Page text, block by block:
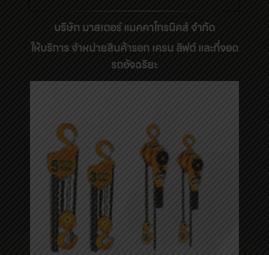
บริษัทมาสเตอร์ แมคคาโทรนิคส์จำกัด
ให้บริการ จำหน่ายสินค้ารอก เครน ลิฟต์ และที่จอด
รถอัจฉริยะ